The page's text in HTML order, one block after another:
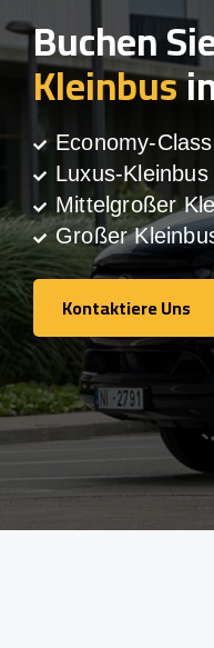
Buchen
Kleinbus
Economy-
Luxus-
Mittelgroßer
Großer
Kontaktiere Uns
Kontaktiere Uns